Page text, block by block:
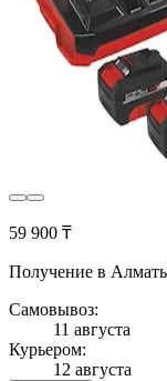
59 900 ₸
Получение в
Самовывоз:
11 августа
Курьером:
12 августа